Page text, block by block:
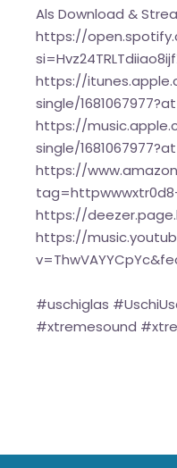
Als Download &
https://
https://
single/
https://
single/
https://
https://
https://
#uschiglas
#xtremesound